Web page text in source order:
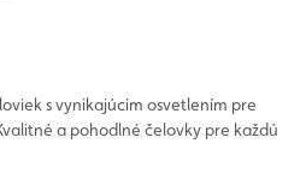
s vynikajúcim osvetlením pre
a pohodlné čelovky pre každú